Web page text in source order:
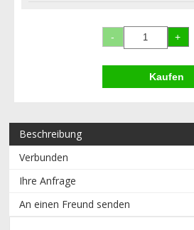
Beschreibung
Verbunden
Ihre Anfrage
An einen Freund senden